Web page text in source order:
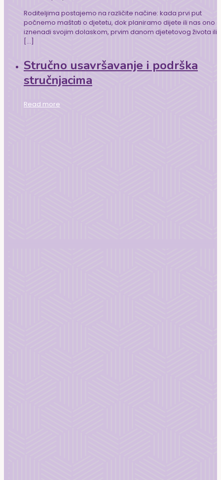
Roditeljima postajemo na različite načine: kada prvi put
počnemo maštati o djetetu, dok planiramo dijete ili nas ono
iznenadi svojim dolaskom, prvim danom djetetovog života ili
[…]
Stručno usavršavanje i podrška
stručnjacima
Read more